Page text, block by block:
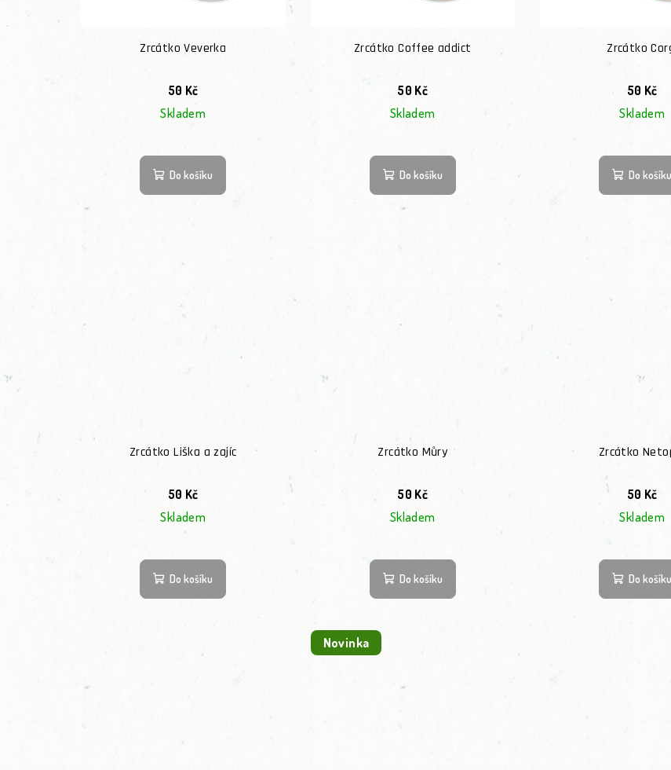
Zrcátko Veverka
50 Kč
Skladem
Do košíku
Zrcátko Coffee addict
50 Kč
Skladem
Do košíku
Zrcátko
50 Kč
Skladem
Do košíku
Zrcátko Liška a zajíc
50 Kč
Skladem
Do košíku
Zrcátko Můry
50 Kč
Skladem
Do košíku
Zrcátko
50 Kč
Skladem
Do košíku
Novinka